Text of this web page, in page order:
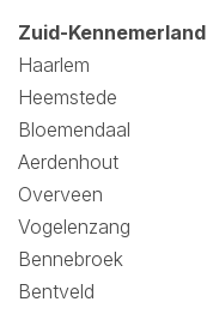
Zuid-Kennemerland
Haarlem
Heemstede
Bloemendaal
Aerdenhout
Overveen
Vogelenzang
Bennebroek
Bentveld